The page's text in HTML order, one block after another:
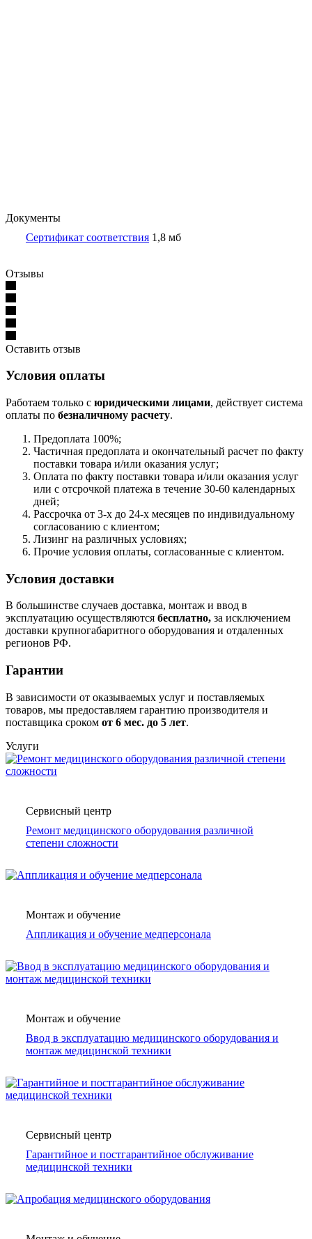
Документы
Сертификат соответствия 1,8 мб
Отзывы
Оставить отзыв
Условия оплаты
Работаем только с юридическими лицами, действует система
оплаты по безналичному расчету.
Предоплата 100%;
Частичная предоплата и окончательный расчет по факту
поставки товара и/или оказания услуг;
Оплата по факту поставки товара и/или оказания услуг
или с отсрочкой платежа в течение 30-60 календарных
дней;
Рассрочка от 3-х до 24-х месяцев по индивидуальному
согласованию с клиентом;
Лизинг на различных условиях;
Прочие условия оплаты, согласованные с клиентом.
Условия доставки
В большинстве случаев доставка, монтаж и ввод в
эксплуатацию осуществляются бесплатно, за исключением
доставки крупногабаритного оборудования и отдаленных
регионов РФ.
Гарантии
В зависимости от оказываемых услуг и поставляемых
товаров, мы предоставляем гарантию производителя и
поставщика сроком от 6 мес. до 5 лет.
Услуги
Сервисный центр
Ремонт медицинского оборудования различной
степени сложности
Монтаж и обучение
Аппликация и обучение медперсонала
Монтаж и обучение
Ввод в эксплуатацию медицинского оборудования и
монтаж медицинской техники
Сервисный центр
Гарантийное и постгарантийное обслуживание
медицинской техники